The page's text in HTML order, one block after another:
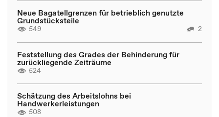
Neue Bagatellgrenzen für betrieblich genutzte
Grundstücksteile
549 2
Feststellung des Grades der Behinderung für
zurückliegende Zeiträume
524
Schätzung des Arbeitslohns bei
Handwerkerleistungen
508